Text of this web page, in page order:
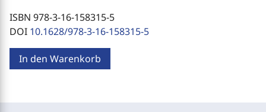
ISBN 978-3-16-158315-5
DOI 10.1628/978-3-16-158315-5
In den Warenkorb